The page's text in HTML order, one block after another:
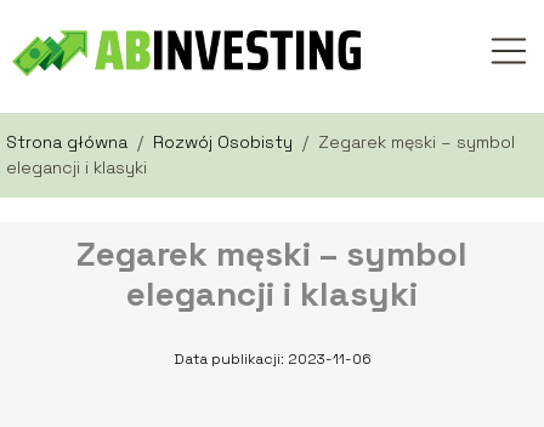
Strona główna / Rozwój Osobisty / Zegarek męski – symbol
elegancji i klasyki
Zegarek męski – symbol
elegancji i klasyki
Data publikacji: 2023-11-06